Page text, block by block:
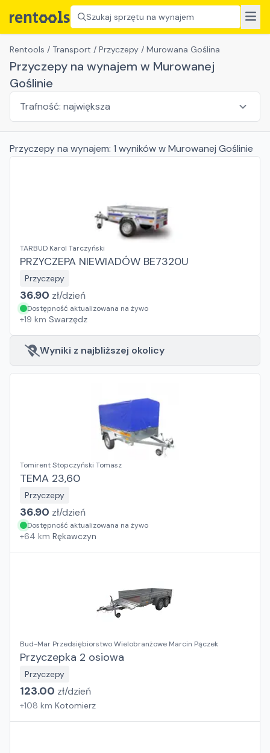
Szukaj sprzętu na wynajem
Rentools / Transport / Przyczepy / Murowana Goślina
Przyczepy na wynajem w Murowanej
Goślinie
Przyczepyna wynajem: 1 wynikóww Murowanej Goślinie
TARBUD Karol Tarczyński
PRZYCZEPA NIEWIADÓW BE7320U
Przyczepy
36.90 zł/dzień
Dostępność aktualizowana na żywo
+19 km Swarzędz
Wyniki z najbliższej okolicy
Tomirent Stopczyński Tomasz
TEMA 23,60
Przyczepy
36.90 zł/dzień
Dostępność aktualizowana na żywo
+64 km Rękawczyn
Bud-Mar Przedsiębiorstwo Wielobranżowe Marcin Pączek
Przyczepka 2 osiowa
Przyczepy
123.00 zł/dzień
+108 km Kotomierz